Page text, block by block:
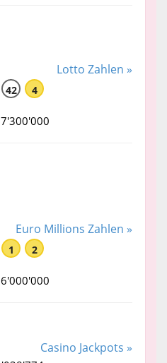
Lotto Zahlen »
42 4
Euro Millions Zahlen »
1 2
Casino Jackpots »